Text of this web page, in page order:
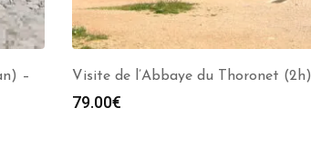
–
Visite de l’Abbaye du Thoronet (2h)
79.00€